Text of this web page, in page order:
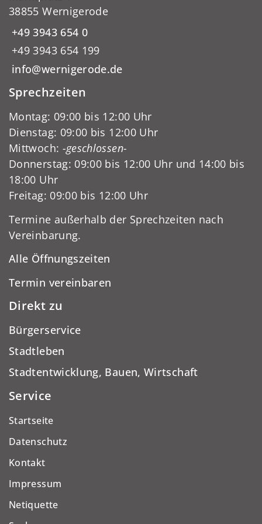
38855 Wernigerode
+49 3943 654 0
+49 3943 654 199
info@wernigerode.de
Sprechzeiten
Montag: 09:00 bis 12:00 Uhr
Dienstag: 09:00 bis 12:00 Uhr
Mittwoch: -geschlossen-
Donnerstag: 09:00 bis 12:00 Uhr und 14:00 bis
18:00 Uhr
Freitag: 09:00 bis 12:00 Uhr
Termine außerhalb der Sprechzeiten nach
Vereinbarung.
Alle Öffnungszeiten
Termin vereinbaren
Direkt zu
Bürgerservice
Stadtleben
Stadtentwicklung, Bauen, Wirtschaft
Service
Startseite
Datenschutz
Kontakt
Impressum
Netiquette